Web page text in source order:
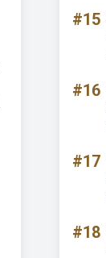
#15
#16
#17
#18